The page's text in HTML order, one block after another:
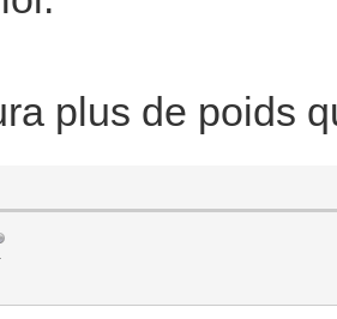
plus de poids